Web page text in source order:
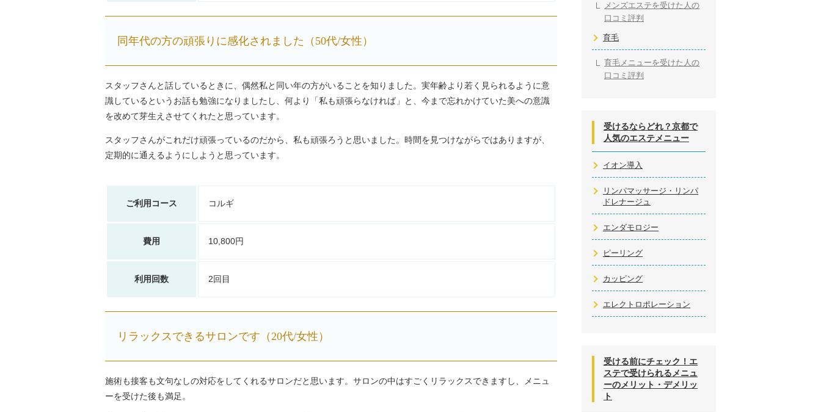
同年代の方の頑張りに感化されました（50代/女性）
スタッフさんと話しているときに、偶然私と同い年の方がいることを知りました。実年齢より若く見られるように意
識しているというお話も勉強になりましたし、何より「私も頑張らなければ」と、今まで忘れかけていた美への意識
を改めて芽生えさせてくれたと思っています。
スタッフさんがこれだけ頑張っているのだから、私も頑張ろうと思いました。時間を見つけながらではありますが、
定期的に通えるようにしようと思っています。
ご利用コース コルギ
費用 10,800円
利用回数 2回目
リラックスできるサロンです（20代/女性）
施術も接客も文句なしの対応をしてくれるサロンだと思います。サロンの中はすごくリラックスできますし、メニュ
ーを受けた後も満足。
メンズエステを受けた人の
口コミ評判
育毛
育毛メニューを受けた人の
口コミ評判
受けるならどれ？京都で
人気のエステメニュー
イオン導入
リンパマッサージ・リンパ
ドレナージュ
エンダモロジー
ピーリング
カッピング
エレクトロポレーション
受ける前にチェック！エ
ステで受けられるメニュ
ーのメリット・デメリッ
ト